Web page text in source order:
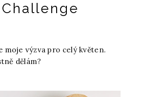
moje výzva pro celý květen.
dělám?